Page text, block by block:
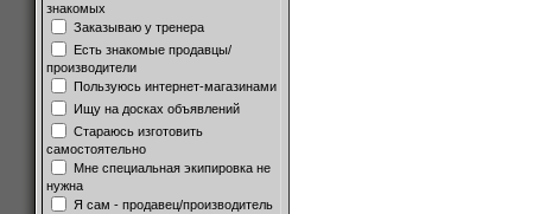
знакомых
Заказываю у тренера
Есть знакомые продавцы/
производители
Пользуюсь интернет-магазинами
Ищу на досках объявлений
Стараюсь изготовить
самостоятельно
Мне специальная экипировка не
нужна
Я сам - продавец/производитель